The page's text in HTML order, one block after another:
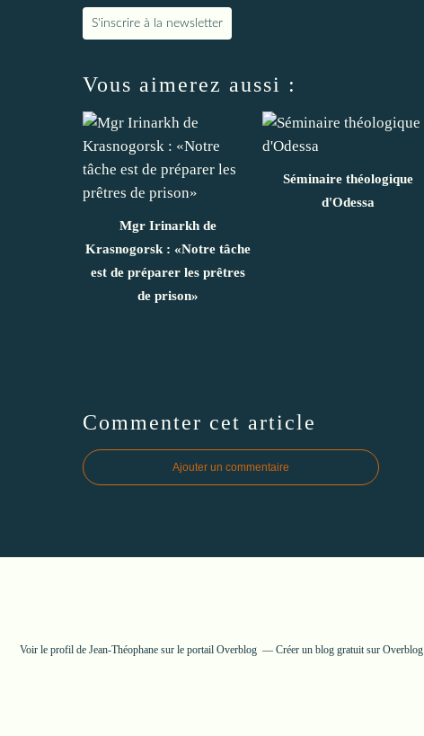
S'inscrire à la newsletter
Vous aimerez aussi :
Mgr Irinarkh de
Krasnogorsk : «Notre tâche
est de préparer les prêtres
de prison»
Séminaire théologique
d'Odessa
Commenter cet article
Ajouter un commentaire
Voir le profil de Jean-Théophane sur le portail Overblog Créer un blog gratuit sur Overblog